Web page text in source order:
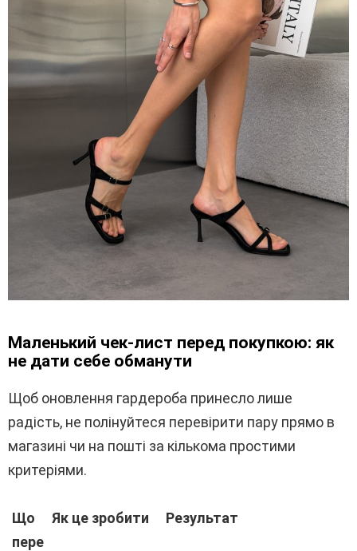
Маленький чек-лист перед покупкою: як
не дати себе обманути
Щоб оновлення гардероба принесло лише
радість, не полінуйтеся перевірити пару прямо в
магазині чи на пошті за кількома простими
критеріями.
Що
пере
Як це зробити Результат